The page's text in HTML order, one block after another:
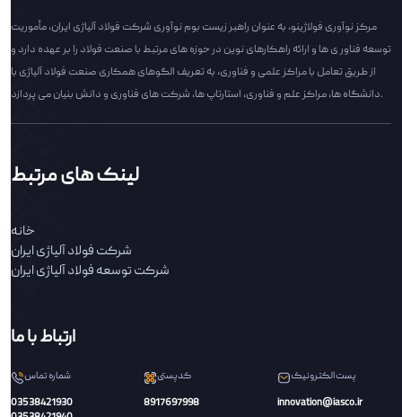
مرکز نوآوری فولاژینو، به عنوان راهبر زیست بوم نوآوری شرکت فولاد آلیاژی ایران، مأموریت
توسعه فناور ی ها و ارائه راهکارهای نوین در حوزه های مرتبط با صنعت فولاد را بر عهده دارد و
از طریق تعامل با مراکز علمی و فناوری، به تعریف الگوهای همکاری صنعت فولاد آلیاژی با
دانشگاه ها، مراکز علم و فناوری، استارتاپ ها، شرکت های فناوری و دانش بنیان می پردازد.
لینک های مرتبط
خانه
شرکت فولاد آلیاژی ایران
شرکت توسعه فولاد آلیاژی ایران
ارتباط با ما
شماره تماس
03538421930
کدپستی
8917697998
پست الکترونیک
innovation@iasco.ir